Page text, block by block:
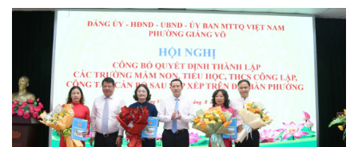
trình kiện toàn tổ chức bộ máy, thực hiện chủ trương tinh gọn,
nâng cao hiệu lực, hiệu quả quản lý theo các nghị quyết của
Trung ương và kế hoạch của UBND TP Hà Nội.